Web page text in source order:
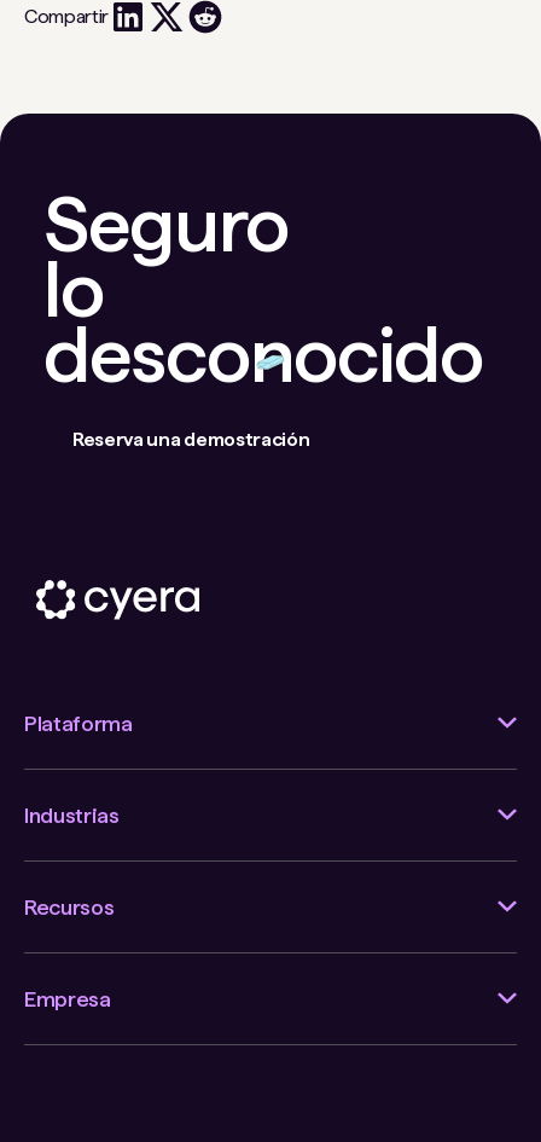
Compartir
Seguro
lo
desconocido
Reserva una demostración
Plataforma
Industrias
Recursos
Empresa